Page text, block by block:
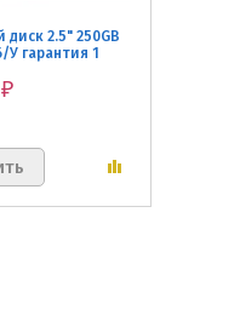
диск 2.5" 250GB
У гарантия 1
₽